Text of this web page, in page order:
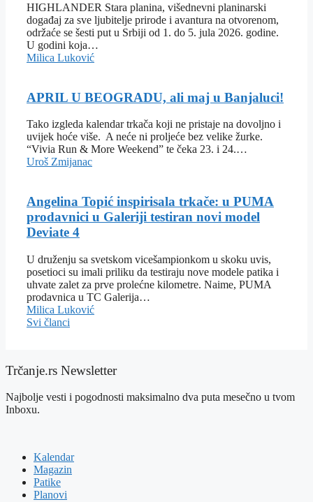
HIGHLANDER Stara planina, višednevni planinarski
događaj za sve ljubitelje prirode i avantura na otvorenom,
održaće se šesti put u Srbiji od 1. do 5. jula 2026. godine.
U godini koja…
Milica Luković
APRIL U BEOGRADU, ali maj u Banjaluci!
Tako izgleda kalendar trkača koji ne pristaje na dovoljno i
uvijek hoće više. A neće ni proljeće bez velike žurke.
“Vivia Run & More Weekend” te čeka 23. i 24.…
Uroš Zmijanac
Angelina Topić inspirisala trkače: u PUMA
prodavnici u Galeriji testiran novi model
Deviate 4
U druženju sa svetskom vicešampionkom u skoku uvis,
posetioci su imali priliku da testiraju nove modele patika i
uhvate zalet za prve prolećne kilometre. Naime, PUMA
prodavnica u TC Galerija…
Milica Luković
Svi članci
Trčanje.rs Newsletter
Najbolje vesti i pogodnosti maksimalno dva puta mesečno u tvom
Inboxu.
Kalendar
Magazin
Patike
Planovi